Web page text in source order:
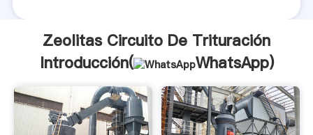
Zeolitas Circuito De Trituración
Introducción(
WhatsApp)